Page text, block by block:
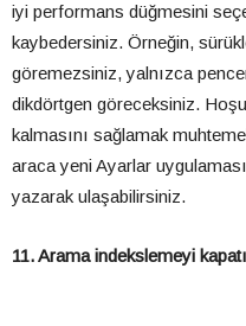
iyi performans düğmesini
kaybedersiniz. Örneğin,
göremezsiniz, yalnızca
dikdörtgen göreceksiniz.
kalmasını sağlamak
araca yeni Ayarlar
yazarak ulaşabilirsiniz.
11. Arama indekslemeyi